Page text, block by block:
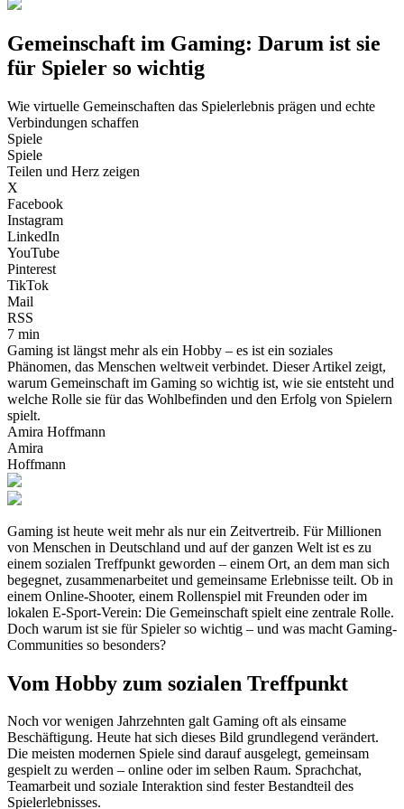
Gemeinschaft im Gaming: Darum ist sie
für Spieler so wichtig
Wie virtuelle Gemeinschaften das Spielerlebnis prägen und echte
Verbindungen schaffen
Spiele
Spiele
Teilen und Herz zeigen
X
Facebook
Instagram
LinkedIn
YouTube
Pinterest
TikTok
Mail
RSS
7 min
Gaming ist längst mehr als ein Hobby – es ist ein soziales
Phänomen, das Menschen weltweit verbindet. Dieser Artikel zeigt,
warum Gemeinschaft im Gaming so wichtig ist, wie sie entsteht und
welche Rolle sie für das Wohlbefinden und den Erfolg von Spielern
spielt.
Amira Hoffmann
Amira
Hoffmann
Gaming ist heute weit mehr als nur ein Zeitvertreib. Für Millionen
von Menschen in Deutschland und auf der ganzen Welt ist es zu
einem sozialen Treffpunkt geworden – einem Ort, an dem man sich
begegnet, zusammenarbeitet und gemeinsame Erlebnisse teilt. Ob in
einem Online-Shooter, einem Rollenspiel mit Freunden oder im
lokalen E-Sport-Verein: Die Gemeinschaft spielt eine zentrale Rolle.
Doch warum ist sie für Spieler so wichtig – und was macht Gaming-
Communities so besonders?
Vom Hobby zum sozialen Treffpunkt
Noch vor wenigen Jahrzehnten galt Gaming oft als einsame
Beschäftigung. Heute hat sich dieses Bild grundlegend verändert.
Die meisten modernen Spiele sind darauf ausgelegt, gemeinsam
gespielt zu werden – online oder im selben Raum. Sprachchat,
Teamarbeit und soziale Interaktion sind fester Bestandteil des
Spielerlebnisses.